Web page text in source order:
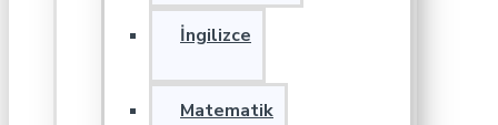
İngilizce
Matematik